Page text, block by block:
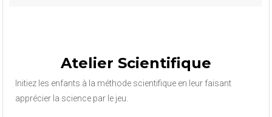
Atelier Scientifique
Initiez les enfants à la méthode scientifique en leur faisant
apprécier la science par le jeu.